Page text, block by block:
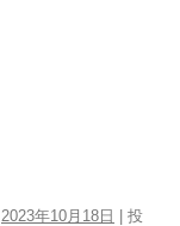
2023年10月18日 | 投